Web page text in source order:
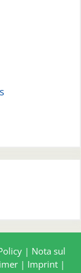
| Nota sul
| Imprint|